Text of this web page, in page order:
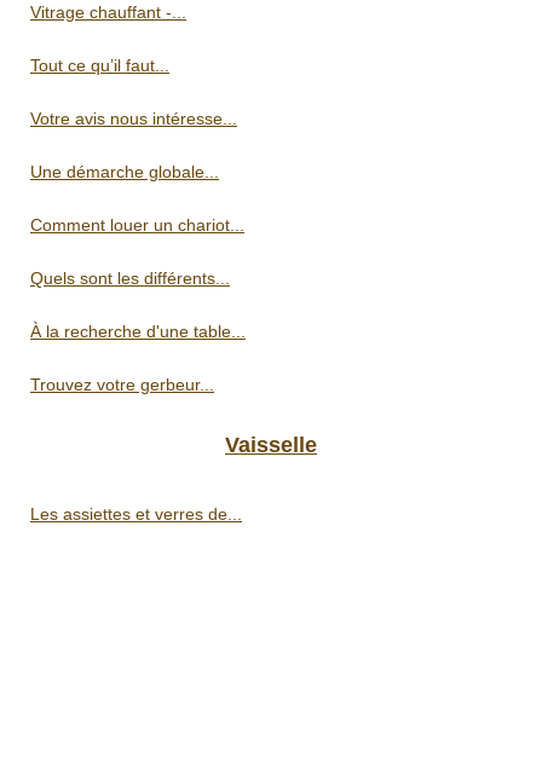
Vitrage chauffant -...
Tout ce qu’il faut...
Votre avis nous intéresse...
Une démarche globale...
Comment louer un chariot...
Quels sont les différents...
À la recherche d'une table...
Trouvez votre gerbeur...
Vaisselle
Les assiettes et verres de...